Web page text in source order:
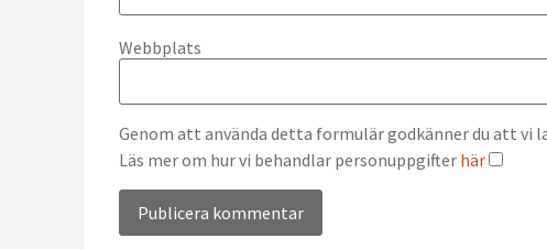
Webbplats
Genom att använda detta formulär godkänner du att vi
Läs mer om hur vi behandlar personuppgifter här